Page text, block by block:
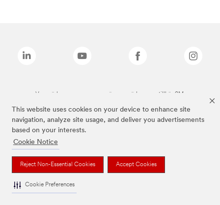
This website uses cookies on your device to enhance site
navigation, analyze site usage, and deliver you advertisements
based on your interests.
Cookie Notice
Reject Non-Essential Cookies Accept Cookies
Cookie Preferences
Varumärken som anges ovan är varumärken som tillhör 3M.